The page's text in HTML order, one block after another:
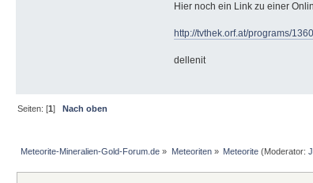
Hier noch ein Link zu einer
http://tvthek.orf.at/programs/
dellenit
Seiten: [1]
Nach oben
Meteorite-Mineralien-Gold-Forum.de » Meteoriten» Meteorite(Moderator: